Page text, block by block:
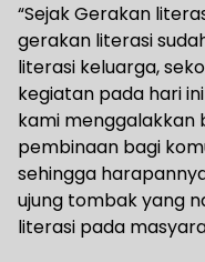
“Sejak Gerakan
gerakan literasi
literasi keluarga,
kegiatan pada hari
kami menggalakkan
pembinaan bagi
sehingga
ujung tombak yang
literasi pada